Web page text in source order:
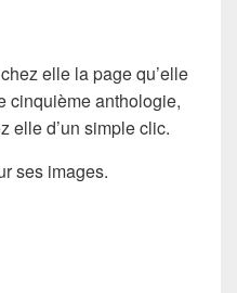
elle la page qu’elle
cinquième anthologie,
elle d’un simple clic.
ses images.